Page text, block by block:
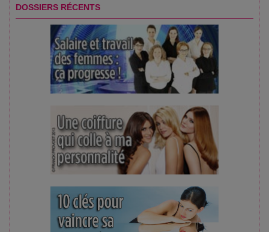
DOSSIERS RÉCENTS